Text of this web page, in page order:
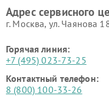
Адрес сервисного
г. Москва, ул. Чаянова
Горячая линия:
+7 (495) 023-73-25
Контактный телефон:
8 (800) 100-33-26